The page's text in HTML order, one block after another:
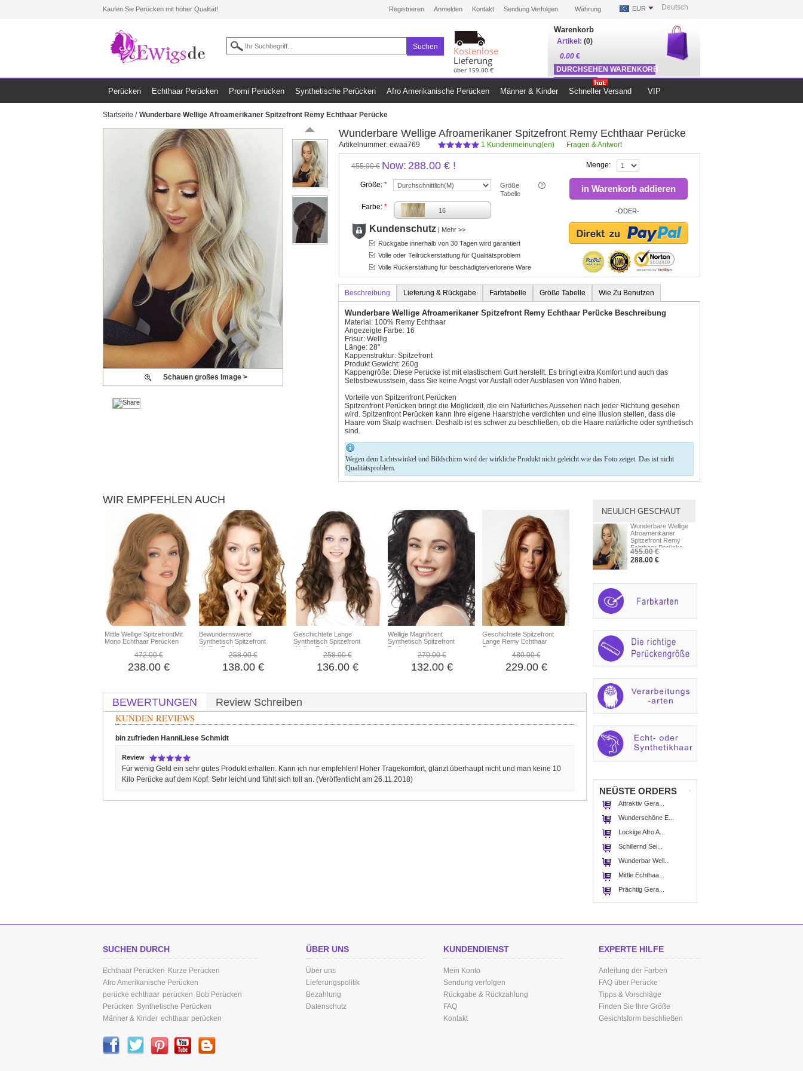
Kaufen Sie Perücken mit höher Qualität! Deutsch
Währung EUR
Registrieren Anmelden Kontakt Sendung Verfolgen
Suchen
Kostenlose
Lieferung
über 159.00 €
Warenkorb
Artikel: (0)
0.00 €
DURCHSEHEN WARENKORB
ZUR KASSE
Perücken Echthaar Perücken Promi Perücken Synthetische Perücken Afro Amerikanische Perücken Männer & Kinder Schneller Versand VIP
Startseite / Wunderbare Wellige Afroamerikaner Spitzefront Remy Echthaar Perücke
Wunderbare Wellige Afroamerikaner Spitzefront Remy Echthaar Perücke
Artikelnummer: ewaa769 1 Kundenmeinung(en) Fragen & Antwort
455.00 € Now: 288.00 € !
Größe: *
Größe
Tabelle
Farbe: * 16
Kundenschutz | Mehr >>
Rückgabe innerhalb von 30 Tagen wird garantiert
Volle oder Teilrückerstattung für Qualitätsproblem
Volle Rückerstattung für beschädigte/verlorene Ware
Menge:
in Warenkorb addieren
-ODER-
Beschreibung Lieferung & Rückgabe Farbtabelle Größe Tabelle Wie Zu Benutzen
Wunderbare Wellige Afroamerikaner Spitzefront Remy Echthaar Perücke Beschreibung
Material: 100% Remy Echthaar
Angezeigte Farbe: 16
Frisur: Wellig
Länge: 28"
Kappenstruktur: Spitzefront
Produkt Gewicht: 260g
Kappengröße: Diese Perücke ist mit elastischem Gurt herstellt. Es bringt extra Komfort und auch das
Selbstbewusstsein, dass Sie keine Angst vor Ausfall oder Ausblasen von Wind haben.
Vorteile von Spitzenfront Perücken
Spitzenfront Perücken bringt die Möglickeit, die ein Natürliches Aussehen nach jeder Richtung gesehen
wird. Spitzenfront Perücken kann Ihre eigene Haarstriche verdichten und eine Illusion stellen, dass die
Haare vom Skalp wachsen. Deshalb ist es schwer zu beschließen, ob die Haare natürliche oder synthetisch
sind.
Wegen dem Lichtswinkel und Bildschirm wird der wirkliche Produkt nicht geleicht wie das Foto zeiget. Das ist nicht
Qualitätsproblem.
Schauen großes Image >
WIR EMPFEHLEN AUCH
Mittle Wellige SpitzefrontMit
Mono Echthaar Perücken
472.00 €
238.00 €
Bewundernswerte
Synthetisch Spitzefront
Wellige Perücke
258.00 €
138.00 €
Geschichtete Lange
Synthetisch Spitzefront
Wellige Perücke
258.00 €
136.00 €
Wellige Magnificent
Synthetisch Spitzefront
Perücke
270.00 €
132.00 €
Geschichtete Spitzefront
Lange Remy Echthaar
Perücke
480.00 €
229.00 €
BEWERTUNGEN
Review Schreiben
KUNDEN REVIEWS
bin zufrieden HanniLiese Schmidt
Review
Für wenig Geld ein sehr gutes Produkt erhalten. Kann ich nur empfehlen! Hoher Tragekomfort, glänzt überhaupt nicht und man keine 10
Kilo Perücke auf dem Kopf. Sehr leicht und fühlt sich toll an. (Veröffentlicht am 26.11.2018)
NEULICH GESCHAUT
Wunderbare Wellige
Afroamerikaner
Spitzefront Remy
Echthaar Perücke
455.00 €
288.00 €
NEÜSTE ORDERS
Attraktiv Gera...
Wunderschöne E...
Lockige Afro A...
Schillernd Sei...
Wunderbar Well...
Mittle Echthaa...
Prächtig Gera...
SUCHEN DURCH
Echthaar Perücken Kurze Perücken
Afro Amerikanische Perücken
perücke echthaar perücken Bob Perücken
Perücken Synthetische Perücken
Männer & Kinder echthaar perücken
ÜBER UNS
Über uns
Lieferungspolitik
Bezahlung
Datenschutz
KUNDENDIENST
Mein Konto
Sendung verfolgen
Rückgabe & Rückzahlung
FAQ
Kontakt
EXPERTE HILFE
Anleitung der Farben
FAQ über Perücke
Tipps & Vorschläge
Finden Sie Ihre Größe
Gesichtsform beschließen